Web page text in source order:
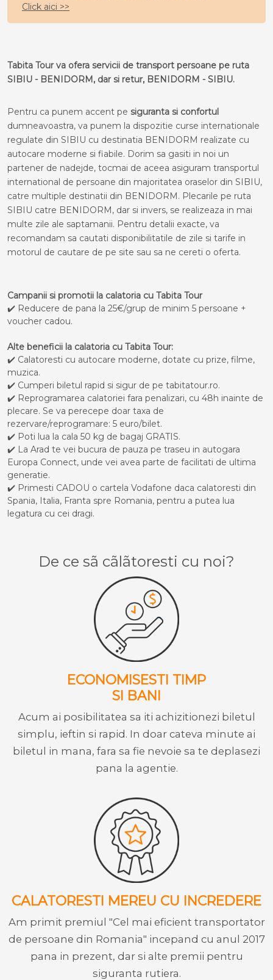
Click aici >>
Tabita Tour va ofera servicii de transport persoane pe ruta
SIBIU - BENIDORM, dar si retur, BENIDORM - SIBIU.
Pentru ca punem accent pe siguranta si confortul
dumneavoastra, va punem la dispozitie curse internationale
regulate din SIBIU cu destinatia BENIDORM realizate cu
autocare moderne si fiabile. Dorim sa gasiti in noi un
partener de nadejde, tocmai de aceea asiguram transportul
international de persoane din majoritatea oraselor din SIBIU,
catre multiple destinatii din BENIDORM. Plecarile pe ruta
SIBIU catre BENIDORM, dar si invers, se realizeaza in mai
multe zile ale saptamanii. Pentru detalii exacte, va
recomandam sa cautati disponibilitatile de zile si tarife in
motorul de cautare de pe site sau sa ne cereti o oferta.
Campanii si promotii la calatoria cu Tabita Tour
✔️ Reducere de pana la 25€/grup de minim 5 persoane +
voucher cadou.
Alte beneficii la calatoria cu Tabita Tour:
✔️ Calatoresti cu autocare moderne, dotate cu prize, filme,
muzica.
✔️ Cumperi biletul rapid si sigur de pe tabitatour.ro.
✔️ Reprogramarea calatoriei fara penalizari, cu 48h inainte de
plecare. Se va perecepe doar taxa de
rezervare/reprogramare: 5 euro/bilet.
✔️ Poti lua la cala 50 kg de bagaj GRATIS.
✔️ La Arad te vei bucura de pauza pe traseu in autogara
Europa Connect, unde vei avea parte de facilitati de ultima
generatie.
✔️ Primesti CADOU o cartela Vodafone daca calatoresti din
Spania, Italia, Franta spre Romania, pentru a putea lua
legatura cu cei dragi.
De ce sã cãlãtoresti cu noi?
ECONOMISESTI TIMP
SI BANI
Acum ai posibilitatea sa iti achizitionezi biletul
simplu, ieftin si rapid. In doar cateva minute ai
biletul in mana, fara sa fie nevoie sa te deplasezi
pana la agentie.
CALATORESTI MEREU CU INCREDERE
Am primit premiul "Cel mai eficient transportator
de persoane din Romania" incepand cu anul 2017
pana in prezent, dar si alte premii pentru
siguranta rutiera.